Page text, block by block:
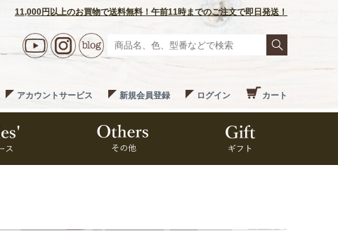
11,000円以上のお買物で送料無料！午前11時までのご注文で即日発送！
アカウントサービス 新規会員登録 ログイン カート